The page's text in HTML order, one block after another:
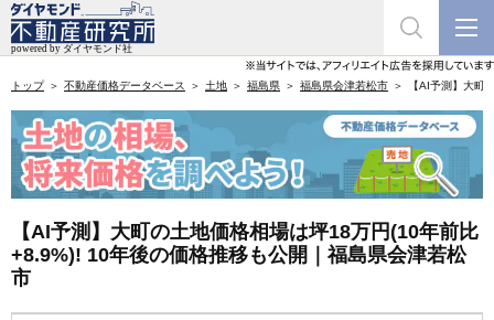
トップ 不動産価格データベース 土地 福島県 福島県会津若松市 【AI予測】大町
【AI予測】大町の土地価格相場は坪18万円(10年前比
+8.9%)! 10年後の価格推移も公開｜福島県会津若松
市